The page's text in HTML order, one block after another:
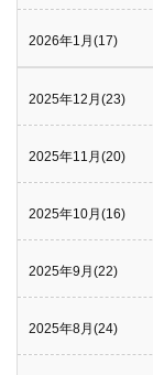
2026年1月(17)
2025年12月(23)
2025年11月(20)
2025年10月(16)
2025年9月(22)
2025年8月(24)